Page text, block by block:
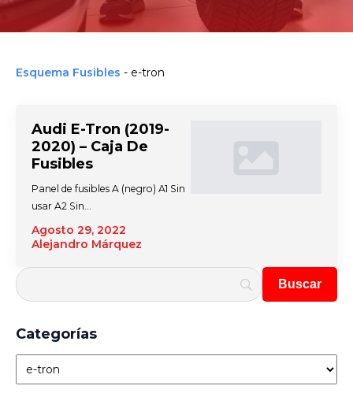
Esquema Fusibles - e-tron
Audi E-Tron (2019-
2020) – Caja De
Fusibles
Agosto 29, 2022
Alejandro Márquez
Panel de fusibles A (negro) A1 Sin
usar A2 Sin…
Categorías
Categorías